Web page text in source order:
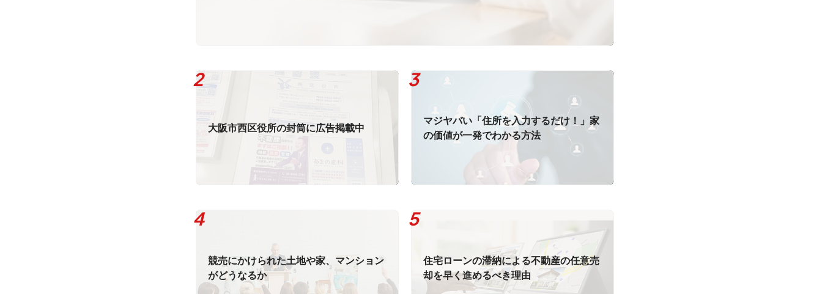
大阪市西区役所の封筒に広告掲載中
マジヤバい「住所を入力するだけ！」家
の価値が一発でわかる方法
競売にかけられた土地や家、マンション
がどうなるか
住宅ローンの滞納による不動産の任意売
却を早く進めるべき理由